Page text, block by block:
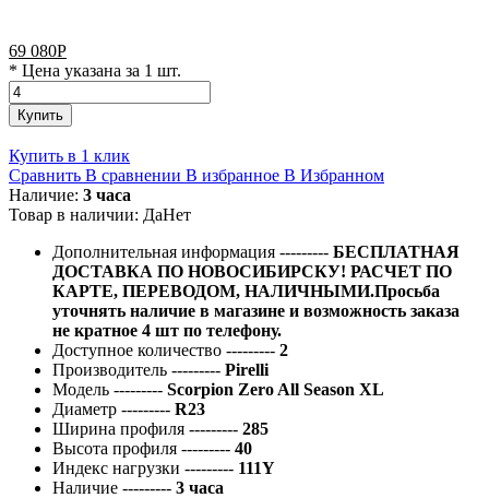
69 080Р
* Цена указана за 1 шт.
Купить
Купить в 1 клик
Сравнить В сравнении В избранное В Избранном
Наличие: 3 часа
Товар в наличии: ДаНет
Дополнительная информация --------- БЕСПЛАТНАЯ
ДОСТАВКА ПО НОВОСИБИРСКУ! РАСЧЕТ ПО
КАРТЕ, ПЕРЕВОДОМ, НАЛИЧНЫМИ.Просьба
уточнять наличие в магазине и возможность заказа
не кратное 4 шт по телефону.
Доступное количество --------- 2
Производитель --------- Pirelli
Модель --------- Scorpion Zero All Season XL
Диаметр --------- R23
Ширина профиля --------- 285
Высота профиля --------- 40
Индекс нагрузки --------- 111Y
Наличие --------- 3 часа